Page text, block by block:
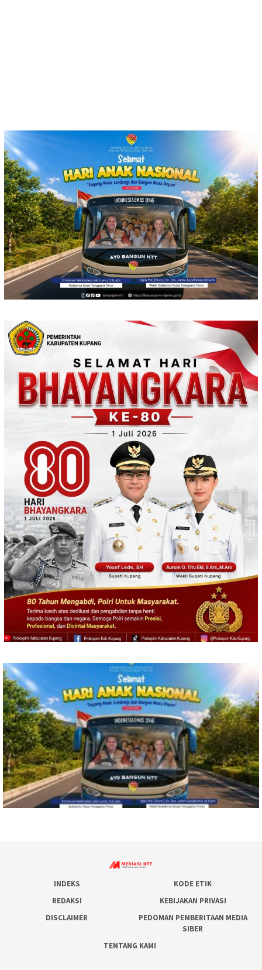
INDEKS
KODE ETIK
REDAKSI
KEBIJAKAN PRIVASI
DISCLAIMER
PEDOMAN PEMBERITAAN MEDIA
SIBER
TENTANG KAMI